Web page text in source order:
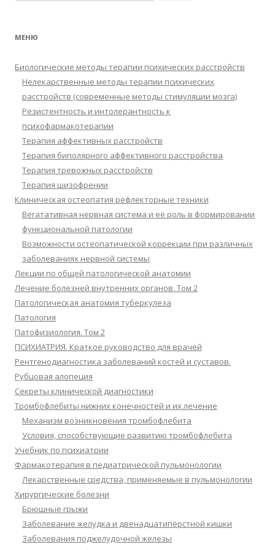
МЕНЮ
Биологические методы терапии психических расстройств
Нелекарственные методы терапии психических
расстройств (современные методы стимуляции мозга)
Резистентность и интолерантность к
психофармакотерапии
Терапия аффективных расстройств
Терапия биполярного аффективного расстройства
Терапия тревожных расстройств
Терапия шизофрении
Клиническая остеопатия рефлекторные техники
Вегатативная нервная система и её роль в формировании
функциональной патологии
Возможности остеопатической коррекции при различных
заболеваниях нервной системы
Лекции по общей патологической анатомии
Лечение болезней внутренних органов. Том 2
Патологическая анатомия туберкулеза
Патология
Патофизиология. Том 2
ПСИХИАТРИЯ. Краткое руководство для врачей
Рентгенодиагностика заболеваний костей и суставов.
Рубцовая алопеция
Секреты клинической диагностики
Тромбофлебиты нижних конечностей и их лечение
Механизм возникновения тромбофлебита
Условия, способствующие развитию тромбофлебита
Учебник по психиатрии
Фармакотерапия в педиатрической пульмонологии
Лекарственные средства, применяемые в пульмонологии
Хирургические болезни
Брюшные грыжи
Заболевание желудка и двенадцатипёрстной кишки
Заболевания поджелудочной железы